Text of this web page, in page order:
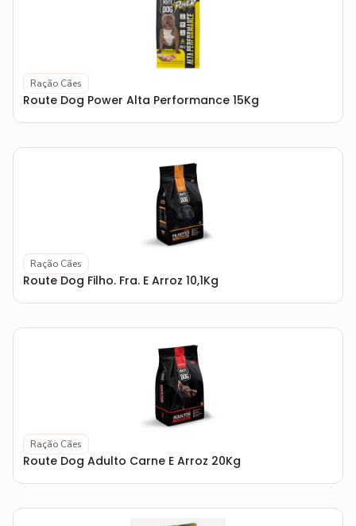
Ração Cães
Route Dog Power Alta Performance 15Kg
Ração Cães
Route Dog Filho. Fra. E Arroz 10,1Kg
Ração Cães
Route Dog Adulto Carne E Arroz 20Kg